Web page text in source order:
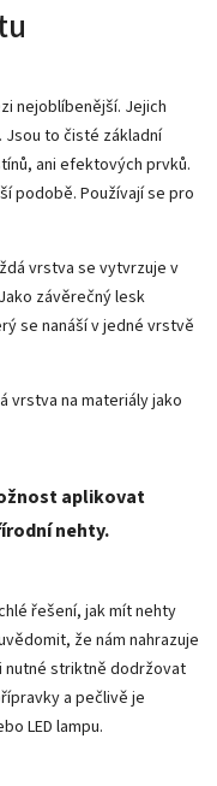
nejoblíbenější. Jejich
. Jsou to čisté základní
ani efektových prvků.
podobě. Používají se pro
vrstva se vytvrzuje v
závěrečný lesk
se nanáší v jedné vrstvě
vrstva na materiály jako
aplikovat
nehty.
řešení, jak mít nehty
že nám nahrazuje
nutné striktně dodržovat
a pečlivě je
LED lampu.